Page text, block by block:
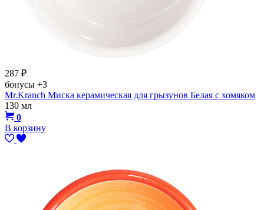
287 ₽
бонусы +3
Mr.Kranch Миска керамическая для грызунов Белая с хомяком
130 мл
0
В корзину